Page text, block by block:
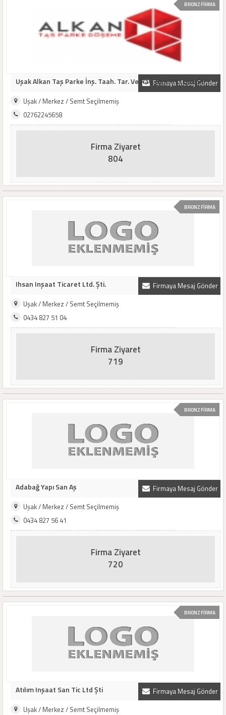
BRONZ FİRMA
Firmaya Mesaj Gönder
Uşak Alkan Taş Parke İnş. Taah. Tar. Ve Hay. San. Tic. Ltd. Şti
Uşak / Merkez / Semt Seçilmemiş
02762245658
Firma Ziyaret
804
BRONZ FİRMA
Firmaya Mesaj Gönder
Ihsan Inşaat Ticaret Ltd. Şti.
Uşak / Merkez / Semt Seçilmemiş
0434 827 51 04
Firma Ziyaret
719
BRONZ FİRMA
Firmaya Mesaj Gönder
Adabağ Yapı San Aş
Uşak / Merkez / Semt Seçilmemiş
0434 827 56 41
Firma Ziyaret
720
BRONZ FİRMA
Firmaya Mesaj Gönder
Atılım Inşaat San Tic Ltd Şti
Uşak / Merkez / Semt Seçilmemiş